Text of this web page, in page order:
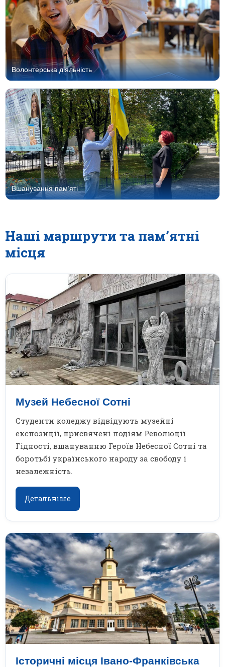
Волонтерська діяльність
Вшанування пам’яті
Наші маршрути та пам’ятні
місця
Музей Небесної Сотні
Студенти коледжу відвідують музейні
експозиції, присвячені подіям Революції
Гідності, вшануванню Героїв Небесної Сотні та
боротьбі українського народу за свободу і
незалежність.
Детальніше
Історичні місця Івано-Франківська